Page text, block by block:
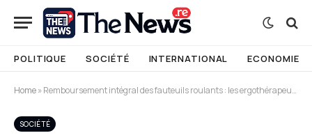
POLITIQUE SOCIÉTÉ INTERNATIONAL ECONOMIE
Home»Remboursement intégral des fauteuils roulants : les ergothérapeutes s’inquiètent des délais de prescription
SOCIÉTÉ